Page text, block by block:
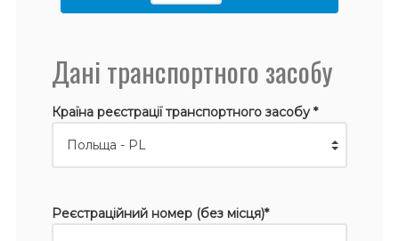
Дані транспортного засобу
Країна реєстрації транспортного засобу *
Реєстраційний номер (без місця)*